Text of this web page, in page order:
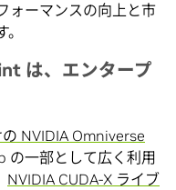
ォーマンスの向上と市
は、エンタープ
NVIDIA Omniverse
の一部として広く利用
NVIDIA CUDA-X ライブ